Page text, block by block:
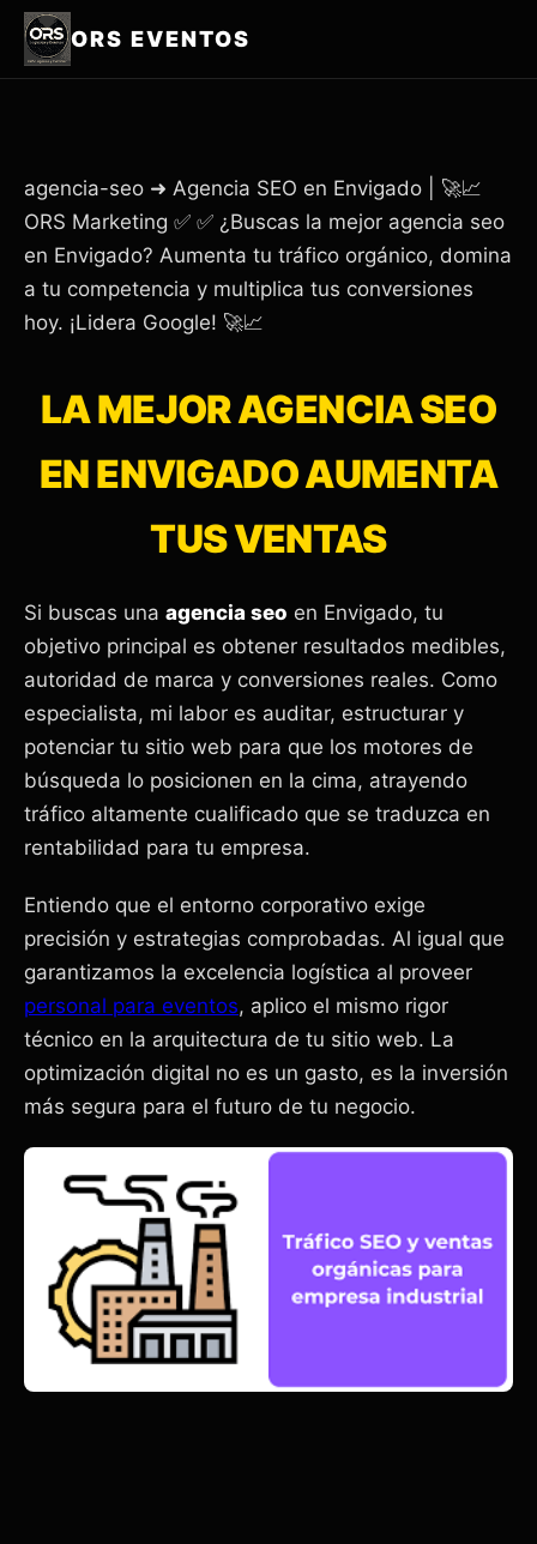
ORS EVENTOS
agencia-seo ➜ Agencia SEO en Envigado | 🚀📈
ORS Marketing ✅ ✅ ¿Buscas la mejor agencia seo
en Envigado? Aumenta tu tráfico orgánico, domina
a tu competencia y multiplica tus conversiones
hoy. ¡Lidera Google! 🚀📈
LA MEJOR AGENCIA SEO
EN ENVIGADO AUMENTA
TUS VENTAS
Si buscas una agencia seo en Envigado, tu
objetivo principal es obtener resultados medibles,
autoridad de marca y conversiones reales. Como
especialista, mi labor es auditar, estructurar y
potenciar tu sitio web para que los motores de
búsqueda lo posicionen en la cima, atrayendo
tráfico altamente cualificado que se traduzca en
rentabilidad para tu empresa.
Entiendo que el entorno corporativo exige
precisión y estrategias comprobadas. Al igual que
garantizamos la excelencia logística al proveer
personal para eventos, aplico el mismo rigor
técnico en la arquitectura de tu sitio web. La
optimización digital no es un gasto, es la inversión
más segura para el futuro de tu negocio.